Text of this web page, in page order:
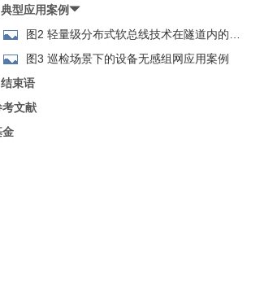
型应用案例
图2 轻量级分布式软总线技术在隧道内的应
案例
图3 巡检场景下的设备无感组网应用案例
束语
考文献
金